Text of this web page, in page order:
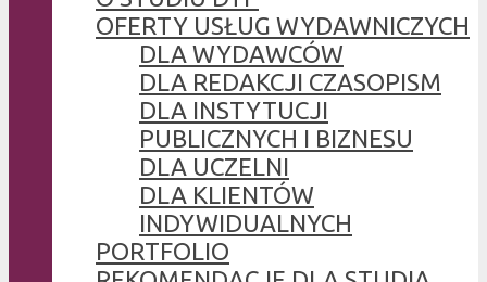
OFERTY USŁUG WYDAWNICZYCH
DLA WYDAWCÓW
DLA REDAKCJI CZASOPISM
DLA INSTYTUCJI
PUBLICZNYCH I BIZNESU
DLA UCZELNI
DLA KLIENTÓW
INDYWIDUALNYCH
PORTFOLIO